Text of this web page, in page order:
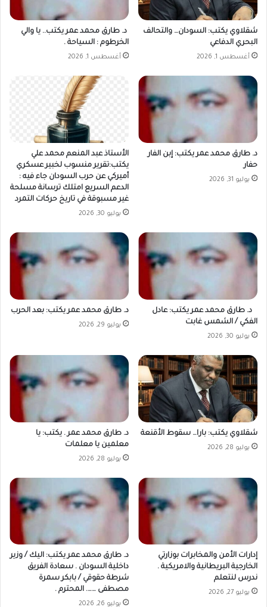
شقلاوي يكتب: السودان… والتحالف
البحري الدفاعي
أغسطس 1, 2026
د. طارق محمد عمر يكتب.. يا والي
الخرطوم : السياحة .
أغسطس 1, 2026
د. طارق محمد عمر يكتب: إبن الفار
حفار
يوليو 31, 2026
الأستاذ عبد المنعم محمد علي
يكتب:تقرير منسوب لخبير عسكري
أميركي عن حرب السودان جاء فيه :
الدعم السريع امتلك ترسانة مسلحة
غير مسبوقة في تاريخ حركات التمرد
يوليو 30, 2026
د. طارق محمد عمر يكتب: عادل
الفكي / الشمس غابت
يوليو 30, 2026
د. طارق محمد عمر يكتب: بعد الحرب
يوليو 29, 2026
شقلاوي يكتب: بارا… سقوط الأقنعة
يوليو 28, 2026
د. طارق محمد عمر . يكتب: يا
معلمين يا معلمات
يوليو 28, 2026
إدارات الأمن والمخابرات بوزارتي
الخارجية البريطانية والامريكية .
ندرس لنتعلم
يوليو 27, 2026
د. طارق محمد عمر يكتب: اليك / وزير
داخلية السودان . سعادة الفريق
شرطة حقوقي / بابكر سمرة
مصطفى ……. المحترم .
يوليو 26, 2026